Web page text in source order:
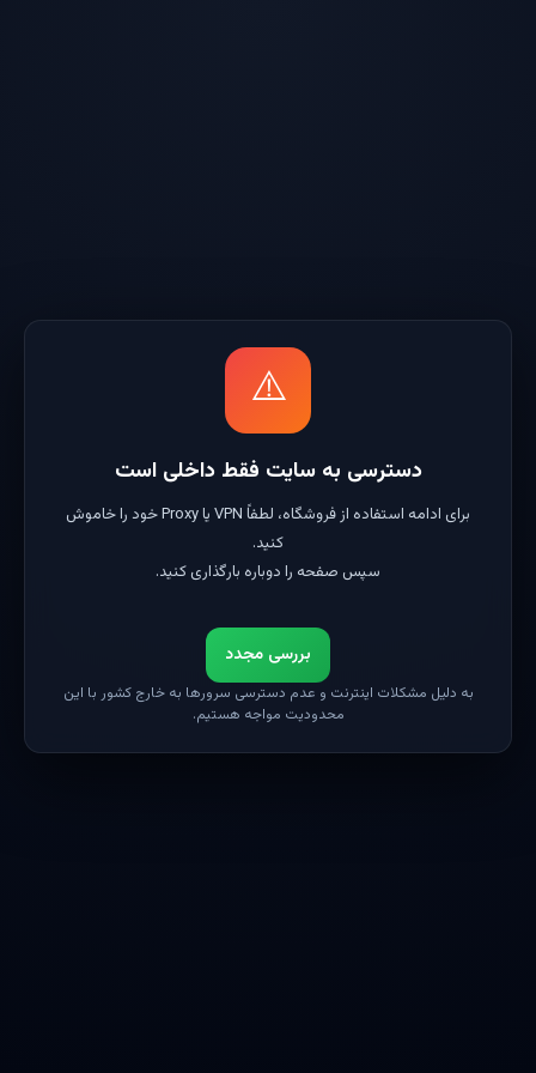
⚠️
دسترسی به سایت فقط داخلی است
برای ادامه استفاده از فروشگاه، لطفاً VPN یا Proxy خود را خاموش
کنید.
سپس صفحه را دوباره بارگذاری کنید.
بررسی مجدد
به دلیل مشکلات اینترنت و عدم دسترسی سرورها به خارج کشور با این
محدودیت مواجه هستیم.